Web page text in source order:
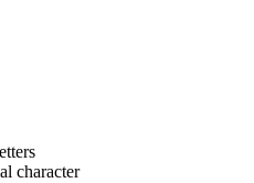
character